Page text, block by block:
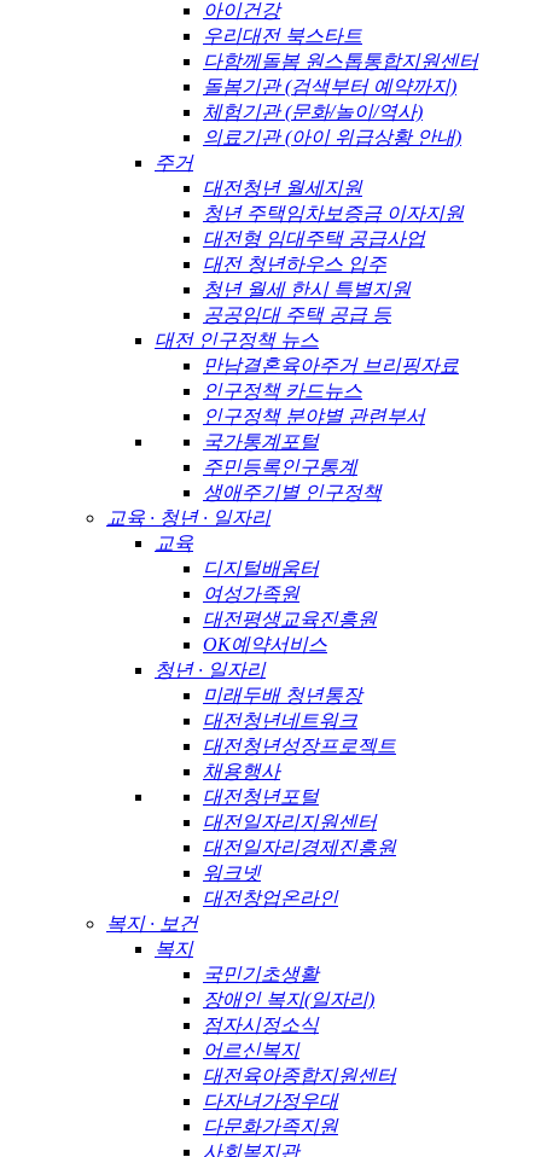
아이건강
우리대전 북스타트
다함께돌봄 원스톱통합지원센터
돌봄기관 (검색부터 예약까지)
체험기관 (문화/놀이/역사)
의료기관 (아이 위급상황 안내)
주거
대전청년 월세지원
청년 주택임차보증금 이자지원
대전형 임대주택 공급사업
대전 청년하우스 입주
청년 월세 한시 특별지원
공공임대 주택 공급 등
대전 인구정책 뉴스
만남결혼육아주거 브리핑자료
인구정책 카드뉴스
인구정책 분야별 관련부서
국가통계포털
주민등록인구통계
생애주기별 인구정책
교육 · 청년 · 일자리
교육
디지털배움터
여성가족원
대전평생교육진흥원
OK예약서비스
청년 · 일자리
미래두배 청년통장
대전청년네트워크
대전청년성장프로젝트
채용행사
대전청년포털
대전일자리지원센터
대전일자리경제진흥원
워크넷
대전창업온라인
복지 · 보건
복지
국민기초생활
장애인 복지(일자리)
점자시정소식
어르신복지
대전육아종합지원센터
다자녀가정우대
다문화가족지원
사회복지관